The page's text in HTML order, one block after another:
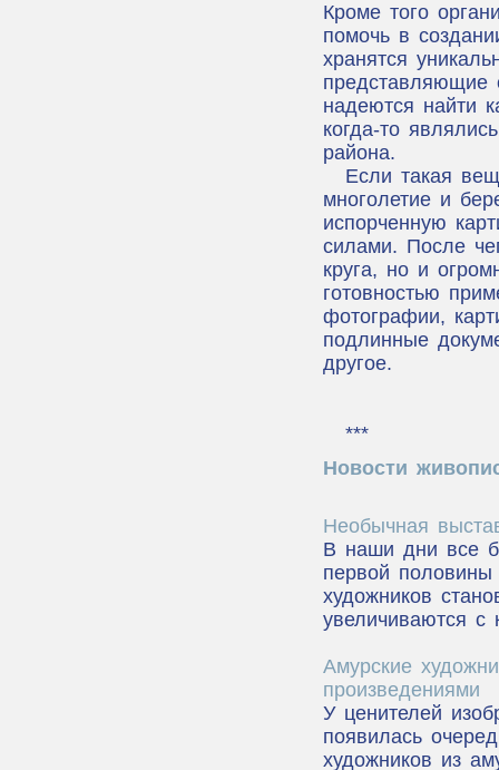
Кроме того
помочь в
хранятся
представляющие
надеются найти
когда-то
района.
Если такая
многолетие и
испорченную
силами. После
круга, но и
готовностью
фотографии,
подлинные
другое.
***
Новости
Необычная
В наши дни все
первой половины
художников
увеличиваются
Амурские
произведениями
У ценителей
появилась
художников из